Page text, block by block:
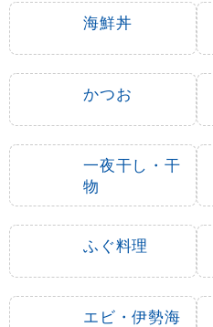
海鮮丼
かつお
一夜干し・干
物
ふぐ料理
エビ・伊勢海